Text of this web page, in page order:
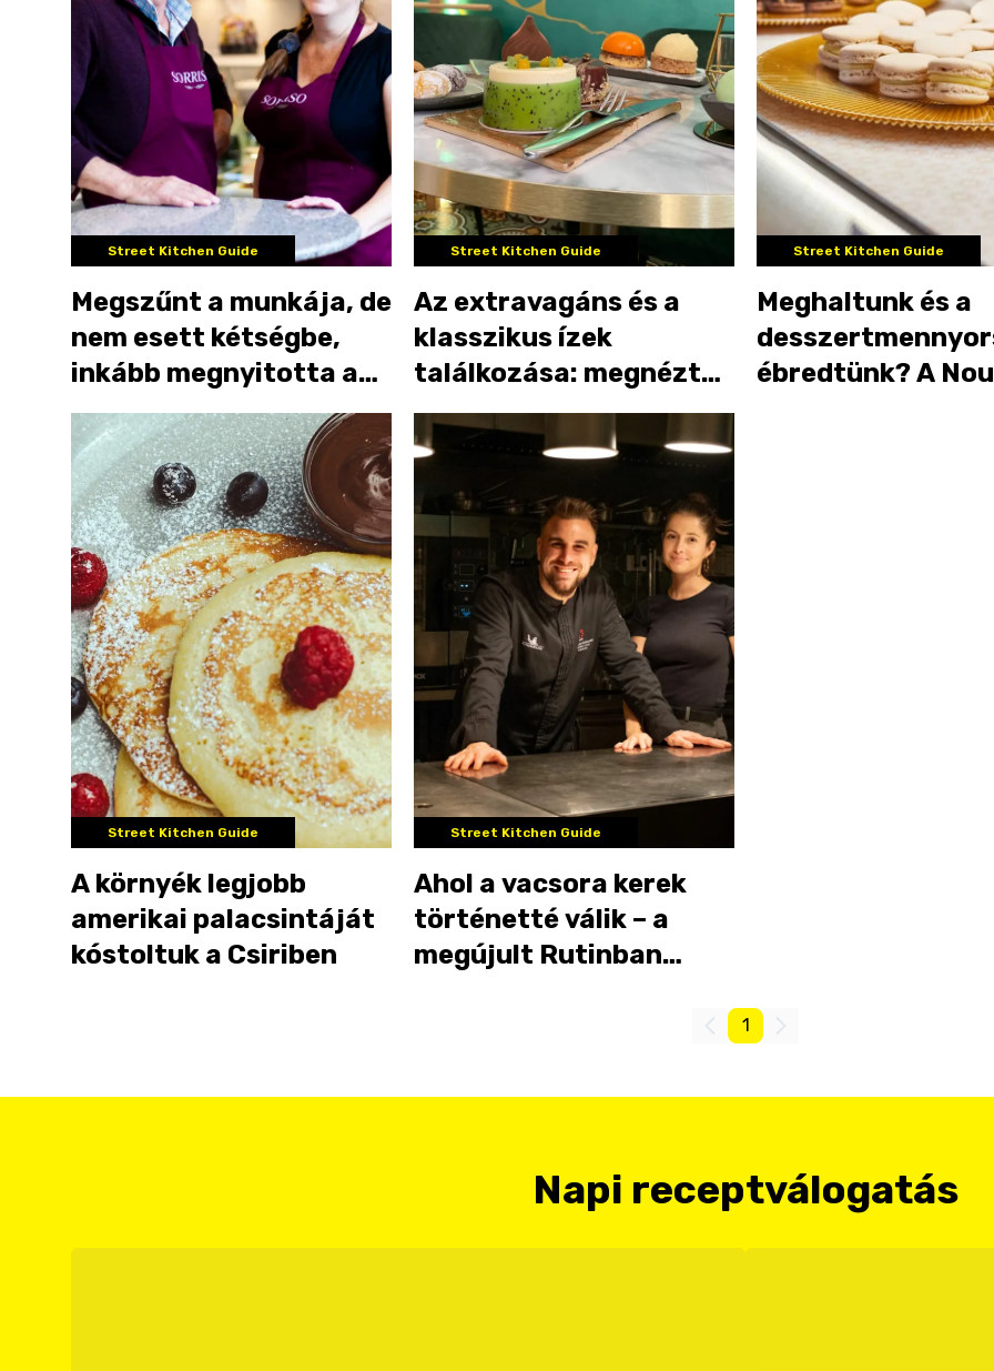
Street Kitchen Guide
Megszűnt a munkája, de
nem esett kétségbe,
inkább megnyitotta a
környék legjobb olasz
helyét
Street Kitchen Guide
Az extravagáns és a
klasszikus ízek
találkozása: megnéztük
a Rutin „kishúgát”, a
MiMi’st
Street Kitchen Guide
Meghaltunk és a
ébredtünk? A
Street Kitchen Guide
A környék legjobb
amerikai palacsintáját
kóstoltuk a Csiriben
Street Kitchen Guide
Ahol a vacsora kerek
történetté válik – a
megújult Rutinban
1
Napi receptválogatás